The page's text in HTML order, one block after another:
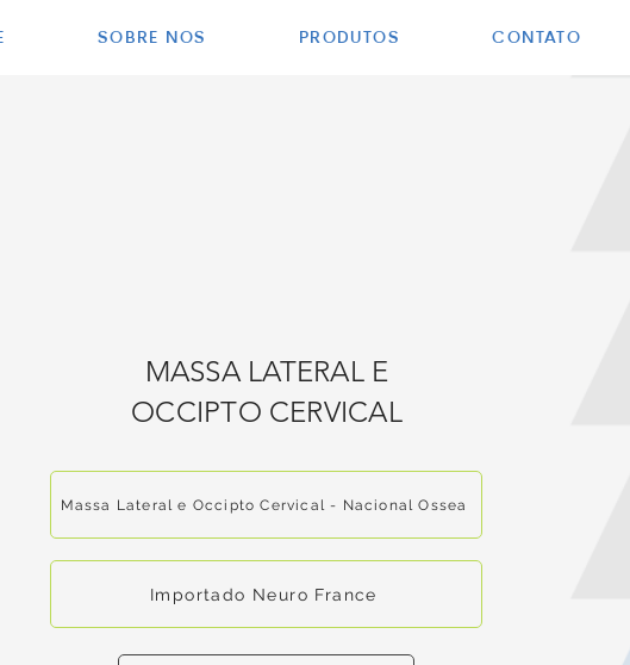
SOBRE NÓS PRODUTOS CONTATO
MASSA LATERAL E
OCCIPTO CERVICAL
Massa Lateral e Occipto Cervical - Nacional Ossea
Importado Neuro France